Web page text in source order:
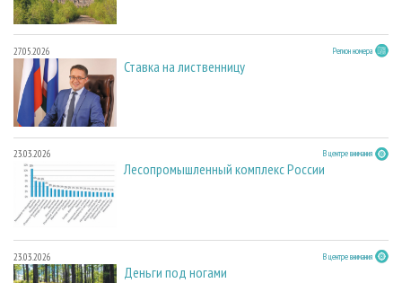
27.05.2026 Регион номера
Ставка на лиственницу
23.03.2026 В центре внимания
Лесопромышленный комплекс России
23.03.2026 В центре внимания
Деньги под ногами